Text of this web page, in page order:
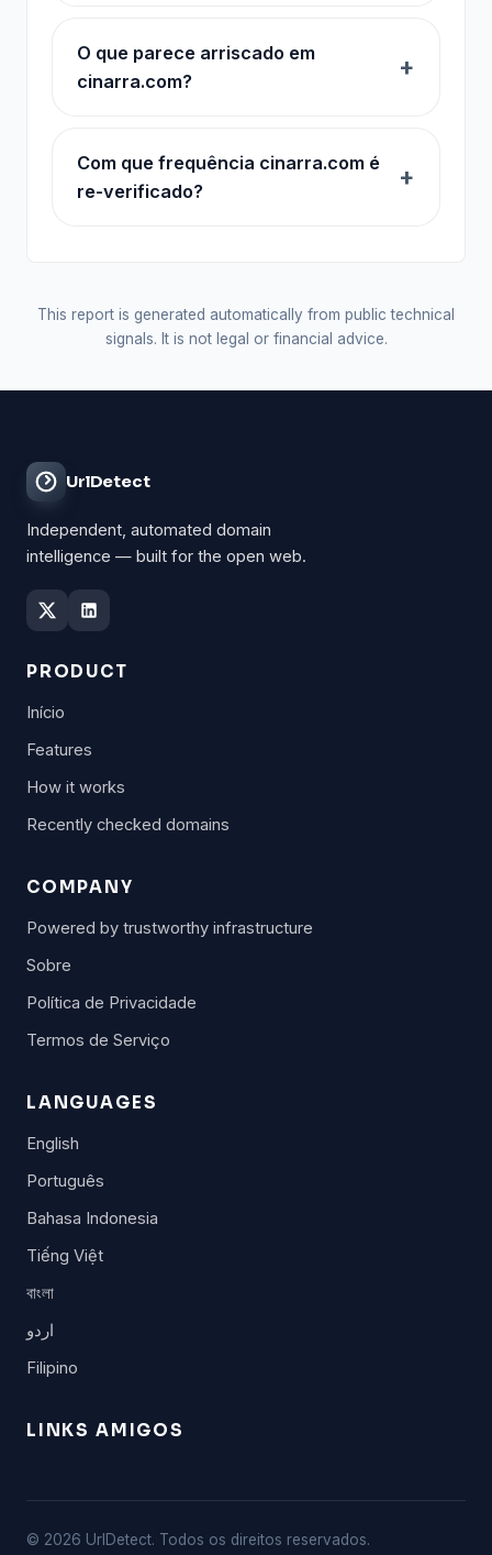
O que parece arriscado em
cinarra.com?
Com que frequência cinarra.com é
re-verificado?
This report is generated automatically from public technical
signals. It is not legal or financial advice.
UrlDetect
Independent, automated domain
intelligence — built for the open web.
PRODUCT
Início
Features
How it works
Recently checked domains
COMPANY
Powered by trustworthy infrastructure
Sobre
Política de Privacidade
Termos de Serviço
LANGUAGES
English
Português
Bahasa Indonesia
Tiếng Việt
বাংলা
اردو
Filipino
LINKS AMIGOS
© 2026 UrlDetect. Todos os direitos reservados.